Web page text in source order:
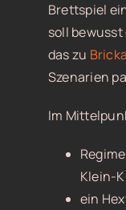
Brettspiel
soll
das zu
Szenarien
Im
Klein-
ein